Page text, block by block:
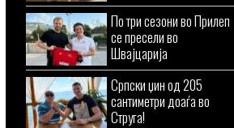
По три сезони во Прилеп
се пресели во
Швајцарија
Српски џин од 205
сантиметри доаѓа во
Струга!